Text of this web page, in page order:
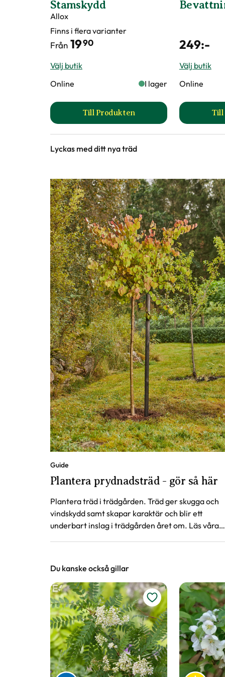
Stamskydd
Allox
Finns i flera varianter
Från 1990
Välj butik
Online
I lager
Till Produkten
till Stamskydd produktsida
249:-
Välj butik
Online
Till
Lyckas med ditt nya träd
Guide
Plantera prydnadsträd - gör så här
Plantera träd i trädgården. Träd ger skugga och
vindskydd samt skapar karaktär och blir ett
underbart inslag i trädgården året om. Läs våra
Du kanske också gillar